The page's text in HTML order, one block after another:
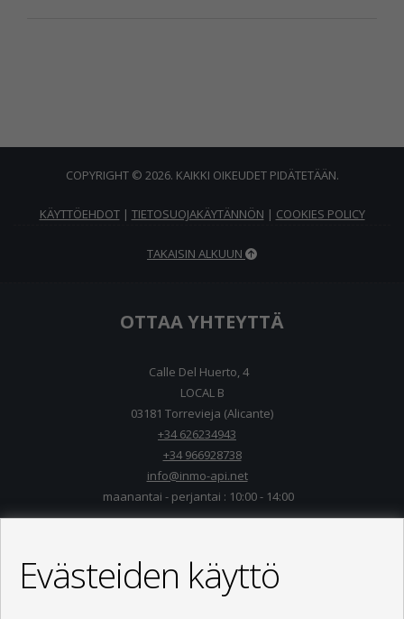
COPYRIGHT © 2026. KAIKKI OIKEUDET PIDÄTETÄÄN.
KÄYTTÖEHDOT| TIETOSUOJAKÄYTÄNNÖN | COOKIES POLICY
TAKAISIN ALKUUN
OTTAA YHTEYTTÄ
Calle Del Huerto, 4
LOCAL B
03181 Torrevieja (Alicante)
+34 626234943
+34 966928738
info@inmo-api.net
maanantai - perjantai : 10:00 - 14:00
Evästeiden käyttö